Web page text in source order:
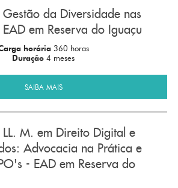
da Diversidade nas
em Reserva do Iguaçu
horária 360 horas
Duração 4 meses
SAIBA MAIS
M. em Direito Digital e
Advocacia na Prática e
- EAD em Reserva do